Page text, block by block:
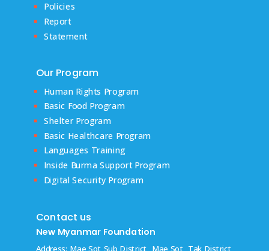
Policies
Report
Statement
Our Program
Human Rights Program
Basic Food Program
Shelter Program
Basic Healthcare Program
Languages Training
Inside Burma Support Program
Digital Security Program
Contact us
New Myanmar Foundation
Address: Mae Sot Sub District, Mae Sot, Tak District,